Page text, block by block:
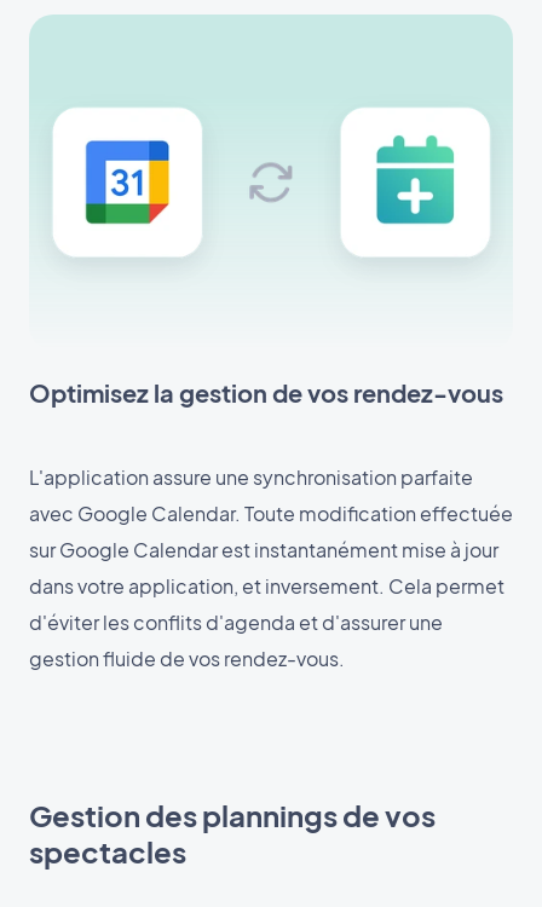
Optimisez la gestion de vos rendez-vous
L'application assure une synchronisation parfaite
avec Google Calendar. Toute modification effectuée
sur Google Calendar est instantanément mise à jour
dans votre application, et inversement. Cela permet
d'éviter les conflits d'agenda et d'assurer une
gestion fluide de vos rendez-vous.
Gestion des plannings de vos
spectacles